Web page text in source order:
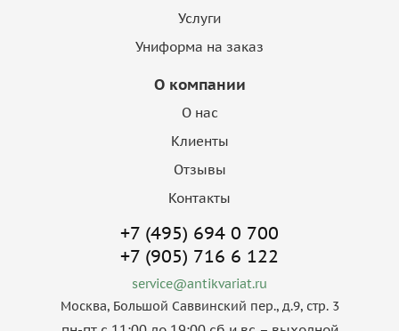
Услуги
Униформа на заказ
О компании
О нас
Клиенты
Отзывы
Контакты
+7 (495) 694 0 700
+7 (905) 716 6 122
service@antikvariat.ru
Москва, Большой Саввинский пер., д.9, стр. 3